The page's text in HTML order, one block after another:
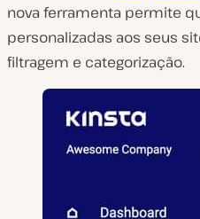
nova ferramenta permite
personalizadas aos seus
filtragem e categorização.